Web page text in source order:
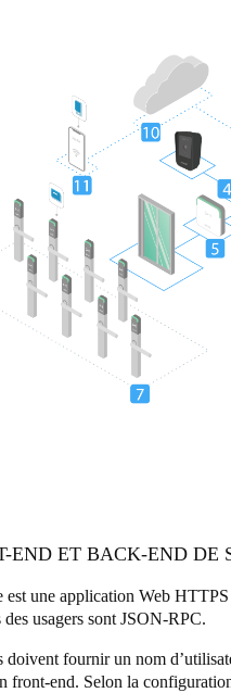
Denmark
DanskereEnglish
Finland
Finnish
END ET BACK-END DE
est une application Web
des usagers sont JSON-RPC.
doivent fournir un nom
front-end. Selon la